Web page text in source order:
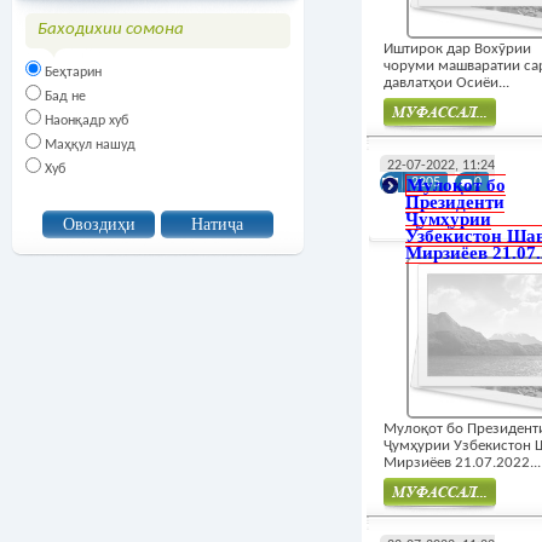
Баходихии сомона
Беҳтарин
Бад не
Наонқадр хуб
Маҳқул нашуд
Хуб
Иштирок дар Вохӯрии
чоруми машваратии
давлатҳои Осиёи...
22-07-2022, 11:24
2205
0
Мулоқот бо
Президенти
Ҷумҳурии
Узбекистон
Мирзиёев
Мулоқот бо
Ҷумҳурии Узбекистон
Мирзиёев 21.07.2022...